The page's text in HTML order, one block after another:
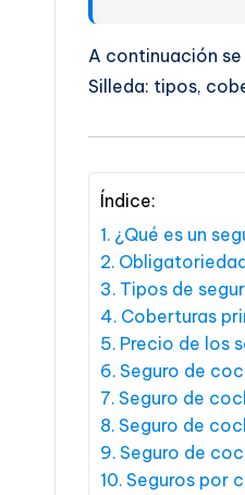
A continuación
Silleda: tipos,
Índice:
¿Qué es un
Tipos de
Coberturas
Precio de los
Seguro de
Seguro de
Seguro de
Seguro de
Seguros por